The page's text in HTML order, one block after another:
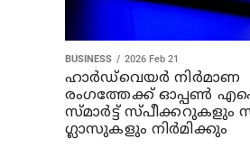
BUSINESS 2026 Feb 21
ഹാർഡ്‍വെയർ നിർമാണ
രംഗത്തേക്ക് ഓപ്പൺ
സ്മാർട്ട് സ്പീക്കറുകളും
ഗ്ലാസുകളും നിർമിക്കും